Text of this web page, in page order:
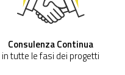
Consulenza Continua
in tutte le fasi dei progetti